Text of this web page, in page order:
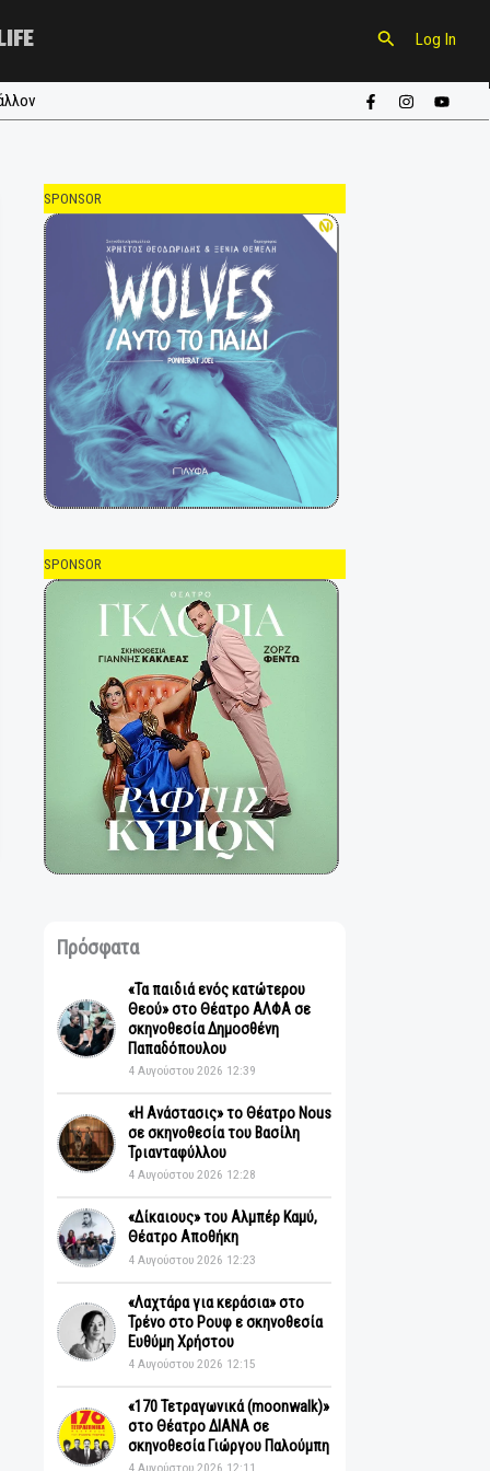
SPONSOR
SPONSOR
Πρόσφατα
Θεού» στο Θέατρο ΑΛΦΑ σε
σκηνοθεσία Δημοσθένη
Παπαδόπουλου
σε σκηνοθεσία του Βασίλη
4 Αυγούστου 2026 12:28
Θέατρο Αποθήκη
4 Αυγούστου 2026 12:23
«Λαχτάρα για κεράσια» στο